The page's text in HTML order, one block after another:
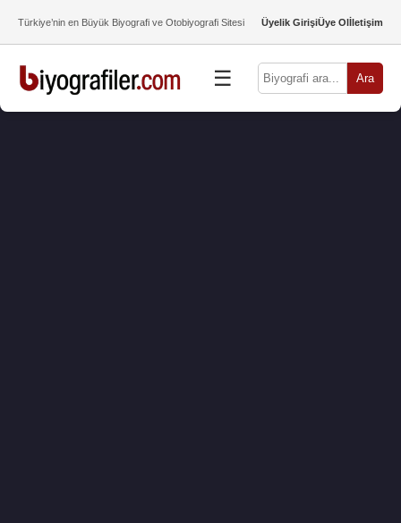
Türkiye’nin en Büyük Biyografi ve Otobiyografi Sitesi Üyelik GirişiÜye Olİletişim
☰ Ara